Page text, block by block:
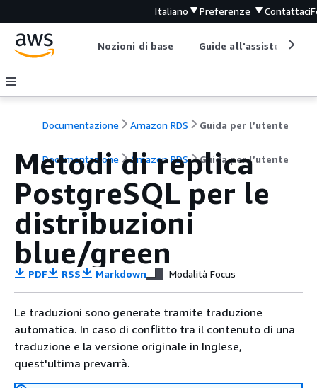
Italiano Preferenze Contattaci
Nozioni di base Guide all'assistenza
Documentazione Amazon RDS Guida per l’utente
Documentazione Amazon RDS Guida per l’utente
Metodi di replica
PostgreSQL per le
distribuzioni
blue/green
PDF RSS Markdown Modalità Focus
Le traduzioni sono generate tramite traduzione
automatica. In caso di conflitto tra il contenuto di una
traduzione e la versione originale in Inglese,
quest'ultima prevarrà.